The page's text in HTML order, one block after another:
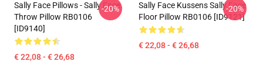
Sally Face Pillows - Sally Face.
Throw Pillow RB0106
[ID9140]
€ 22,08 - € 26,68
-20%
Sally Face Kussens Sally Face
Floor Pillow RB0106 [ID9121]
€ 22,08 - € 26,68
-20%